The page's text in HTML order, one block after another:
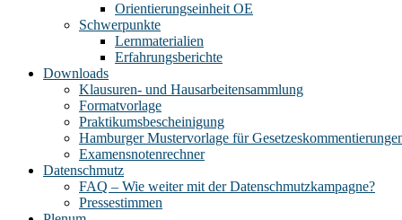
Orientierungseinheit OE
Schwerpunkte
Lernmaterialien
Erfahrungsberichte
Downloads
Klausuren- und Hausarbeitensammlung
Formatvorlage
Praktikumsbescheinigung
Hamburger Mustervorlage für
Examensnotenrechner
Datenschmutz
FAQ – Wie weiter mit der Datenschmutzkampagne?
Pressestimmen